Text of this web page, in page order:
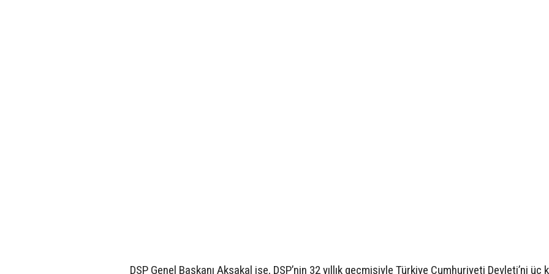
DSP Genel Başkanı Aksakal ise, DSP’nin 32 yıllık geçmişiyle Türkiye Cumhuriyeti Devleti’ni üç